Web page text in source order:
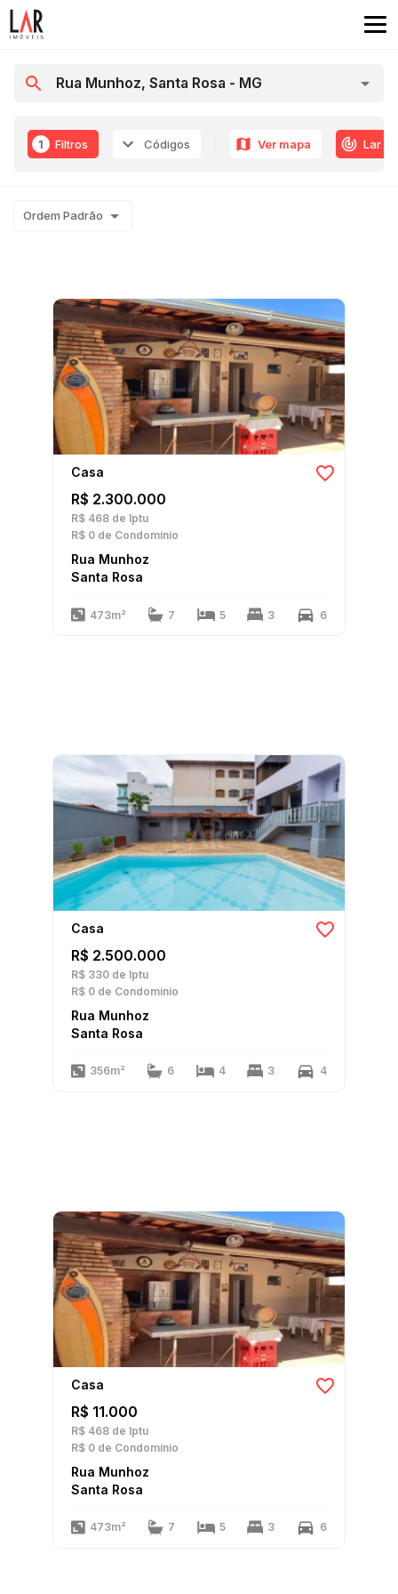
1 Filtros Códigos Ver mapa Lar
Ordem Padrão
Casa
R$ 2.300.000
R$ 468 de Iptu
R$ 0 de Condomínio
Rua Munhoz
Santa Rosa
473m² 7 5 3 6
Casa
R$ 2.500.000
R$ 330 de Iptu
R$ 0 de Condomínio
Rua Munhoz
Santa Rosa
356m² 6 4 3 4
Casa
R$ 11.000
R$ 468 de Iptu
R$ 0 de Condomínio
Rua Munhoz
Santa Rosa
473m² 7 5 3 6